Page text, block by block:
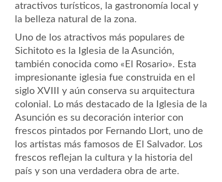
atractivos turísticos, la gastronomía local y
la belleza natural de la zona.
Uno de los atractivos más populares de
Sichitoto es la Iglesia de la Asunción,
también conocida como «El Rosario». Esta
impresionante iglesia fue construida en el
siglo XVIII y aún conserva su arquitectura
colonial. Lo más destacado de la Iglesia de la
Asunción es su decoración interior con
frescos pintados por Fernando Llort, uno de
los artistas más famosos de El Salvador. Los
frescos reflejan la cultura y la historia del
país y son una verdadera obra de arte.